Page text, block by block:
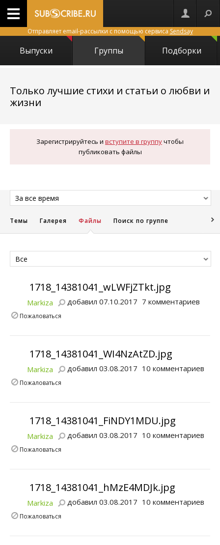
Отправляет email-рассылки с помощью сервиса Sendsay
Выпуски Группы Подборки
Только лучшие стихи и статьи о любви и
жизни
1718
Зарегистрируйтесь и вступите в группучтобы
публиковать файлы
За все время
Темы Галерея Файлы Поиск по группе
Все
1718_14381041_wLWFjZTkt.jpg
Markiza добавил 07.10.2017 7 комментариев
Пожаловаться
1718_14381041_WI4NzAtZD.jpg
Markiza добавил 03.08.2017 10 комментариев
Пожаловаться
1718_14381041_FiNDY1MDU.jpg
Markiza добавил 03.08.2017 10 комментариев
Пожаловаться
1718_14381041_hMzE4MDJk.jpg
Markiza добавил 03.08.2017 10 комментариев
Пожаловаться